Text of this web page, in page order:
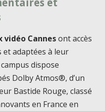
vidéo Cannesont accès
et adaptées à leur
dispose
Dolby Atmos®, d’un
Bastide Rouge, classé
en France en